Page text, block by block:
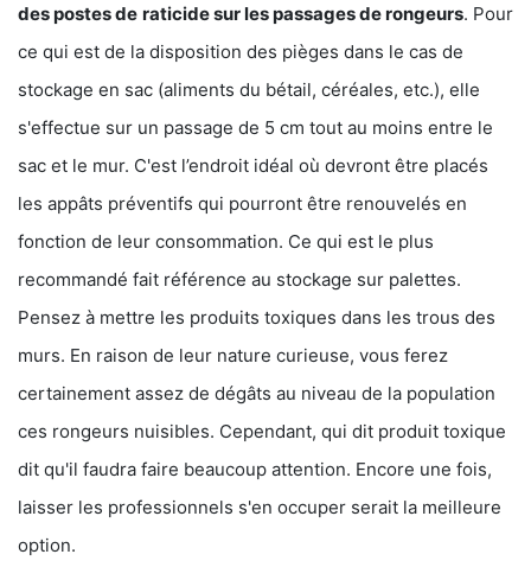
des postes de raticide sur les passages de rongeurs. Pour
ce qui est de la disposition des pièges dans le cas de
stockage en sac (aliments du bétail, céréales, etc.), elle
s'effectue sur un passage de 5 cm tout au moins entre le
sac et le mur. C'est l’endroit idéal où devront être placés
les appâts préventifs qui pourront être renouvelés en
fonction de leur consommation. Ce qui est le plus
recommandé fait référence au stockage sur palettes.
Pensez à mettre les produits toxiques dans les trous des
murs. En raison de leur nature curieuse, vous ferez
certainement assez de dégâts au niveau de la population
ces rongeurs nuisibles. Cependant, qui dit produit toxique
dit qu'il faudra faire beaucoup attention. Encore une fois,
laisser les professionnels s'en occuper serait la meilleure
option.